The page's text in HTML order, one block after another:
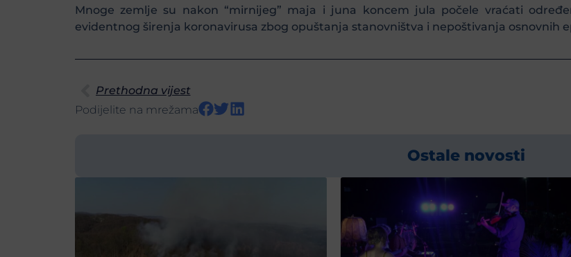
Mnoge zemlje su nakon “mirnijeg” maja i juna koncem jula počele vraćati
evidentnog širenja koronavirusa zbog opuštanja stanovništva i nepoštivanja osnovnih
Prethodna vijest
Podijelite na mrežama
Ostale novosti